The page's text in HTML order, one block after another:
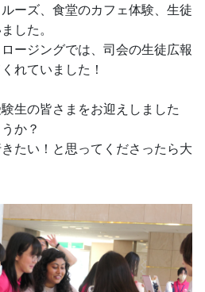
ーズ、食堂のカフェ体験、生徒
した。
ージングでは、司会の生徒広報
れていました！
生の皆さまをお迎えしました
か？
たい！と思ってくださったら大